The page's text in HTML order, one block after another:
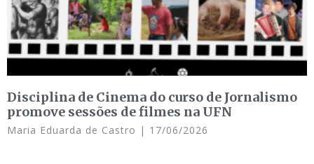
Disciplina de Cinema do curso de Jornalismo
promove sessões de filmes na UFN
Maria Eduarda de Castro 17/06/2026